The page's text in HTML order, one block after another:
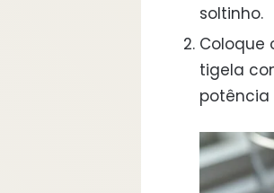
soltinho.
Coloque
tigela
potência